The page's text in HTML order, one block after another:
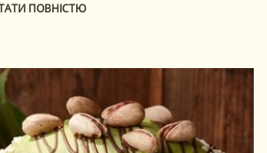
ПОВНІСТЮ